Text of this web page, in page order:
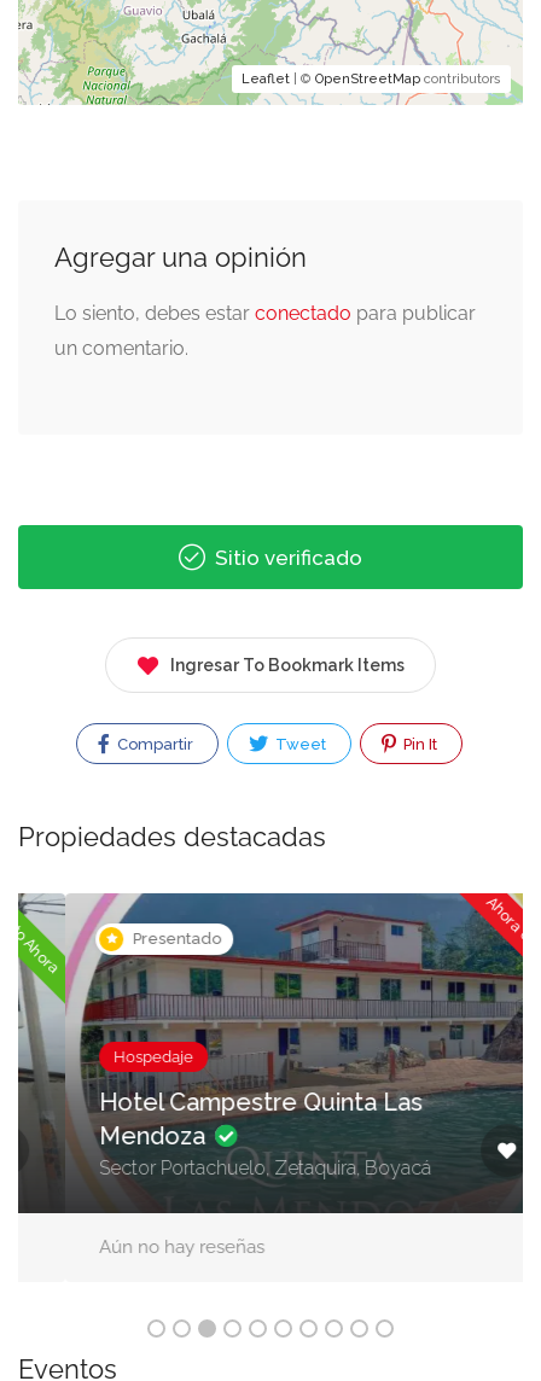
Leaflet | © OpenStreetMap contributors
Agregar una opinión
Lo siento, debes estar conectado para publicar
un comentario.
Sitio verificado
Ingresar To Bookmark Items
Compartir Tweet Pin It
Propiedades destacadas
Presentado Ahora cerrado
Hospedaje
Hotel Campestre Quinta Las
Mendoza
Sector Portachuelo, Zetaquira, Boyacá
Aún no hay reseñas
Eventos